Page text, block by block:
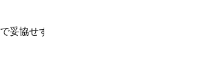
妥協せず徹底的